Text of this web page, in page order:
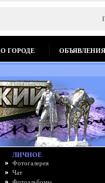
О ГОРОДЕ ОБЪЯВЛЕНИЯ
ЛИЧНОЕ
Фотогалерея
Чат